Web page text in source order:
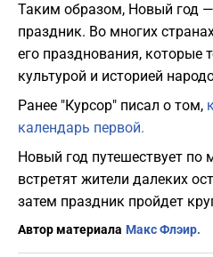
Таким образом, Новый год
праздник. Во многих
его празднования, которые
культурой и историей
Ранее "Курсор" писал о том,
календарь первой.
Новый год путешествует по
встретят жители далеких
затем праздник пройдет
Автор материала Макс Флэир.